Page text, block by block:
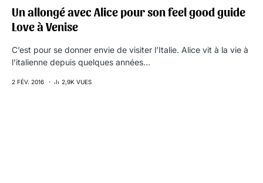
Un allongé avec Alice pour son feel good guide
Love à Venise
C’est pour se donner envie de visiter l’Italie. Alice vit à la vie à
l’italienne depuis quelques années…
2 FÉV. 2016 2,9K VUES